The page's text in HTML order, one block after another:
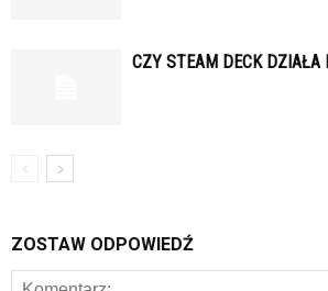
CZY STEAM DECK DZIAŁA
ZOSTAW ODPOWIEDŹ